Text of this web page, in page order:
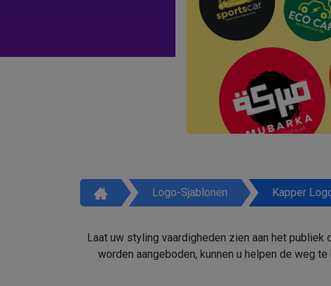
Logo-Sjablonen Kapper
Laat uw styling vaardigheden zien aan het
worden aangeboden, kunnen u helpen de weg